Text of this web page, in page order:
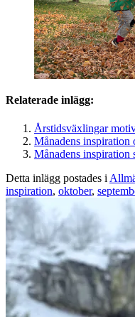
Relaterade inlägg:
Årstidsväxlingar
Månadens inspiration
Månadens inspiration
Detta inlägg postades i
inspiration, oktober,